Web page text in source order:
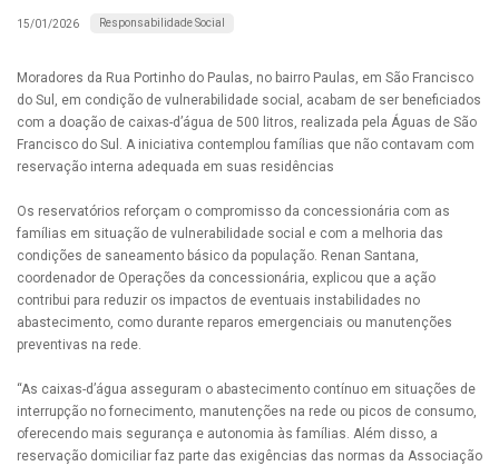
15/01/2026 Responsabilidade Social
Moradores da Rua Portinho do Paulas, no bairro Paulas, em São Francisco
do Sul, em condição de vulnerabilidade social, acabam de ser beneficiados
com a doação de caixas-d’água de 500 litros, realizada pela Águas de São
Francisco do Sul. A iniciativa contemplou famílias que não contavam com
reservação interna adequada em suas residências
Os reservatórios reforçam o compromisso da concessionária com as
famílias em situação de vulnerabilidade social e com a melhoria das
condições de saneamento básico da população. Renan Santana,
coordenador de Operações da concessionária, explicou que a ação
contribui para reduzir os impactos de eventuais instabilidades no
abastecimento, como durante reparos emergenciais ou manutenções
preventivas na rede.
“As caixas-d’água asseguram o abastecimento contínuo em situações de
interrupção no fornecimento, manutenções na rede ou picos de consumo,
oferecendo mais segurança e autonomia às famílias. Além disso, a
reservação domiciliar faz parte das exigências das normas da Associação